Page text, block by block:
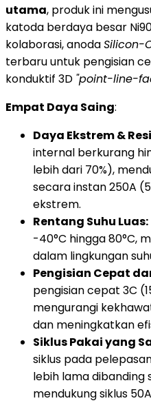
utama, produk ini
katoda berdaya besar
kolaborasi, anodaSilicon-
terbaru untuk pengisian
konduktif 3D "point-line-
Empat Daya Saing:
Daya Ekstrem &
internal berkurang
lebih dari 70%),
secara instan 250A
ekstrem.
Rentang Suhu Luas:
-40°C hingga 80°C,
dalam lingkungan
Pengisian Cepat
pengisian cepat 3C
mengurangi
dan meningkatkan
Siklus Pakai yang
siklus pada
lebih lama dibanding
mendukung siklus